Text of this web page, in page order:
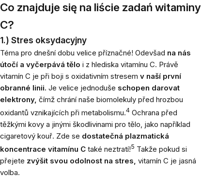
Co znajduje się na liście zadań witaminy
C?
1.) Stres oksydacyjny
Téma pro dnešní dobu velice příznačné! Odevšad na nás
útočí a vyčerpává tělo i z hlediska vitamínu C. Právě
vitamín C je při boji s oxidativním stresem v naší první
obranné linii. Je velice jednoduše schopen darovat
elektrony, čímž chrání naše biomolekuly před hrozbou
oxidantů vznikajících při metabolismu.4 Ochrana před
těžkými kovy a jinými škodlivinami pro tělo, jako například
cigaretový kouř. Zde se dostatečná plazmatická
koncentrace vitamínu C také neztratí!5 Takže pokud si
přejete zvýšit svou odolnost na stres, vitamín C je jasná
volba.